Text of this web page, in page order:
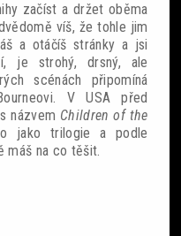
začíst a držet oběma
víš, že tohle jim
a otáčíš stránky a jsi
je strohý, drsný, ale
scénách připomíná
V USA před
názvem Children of the
jako trilogie a podle
máš na co těšit.